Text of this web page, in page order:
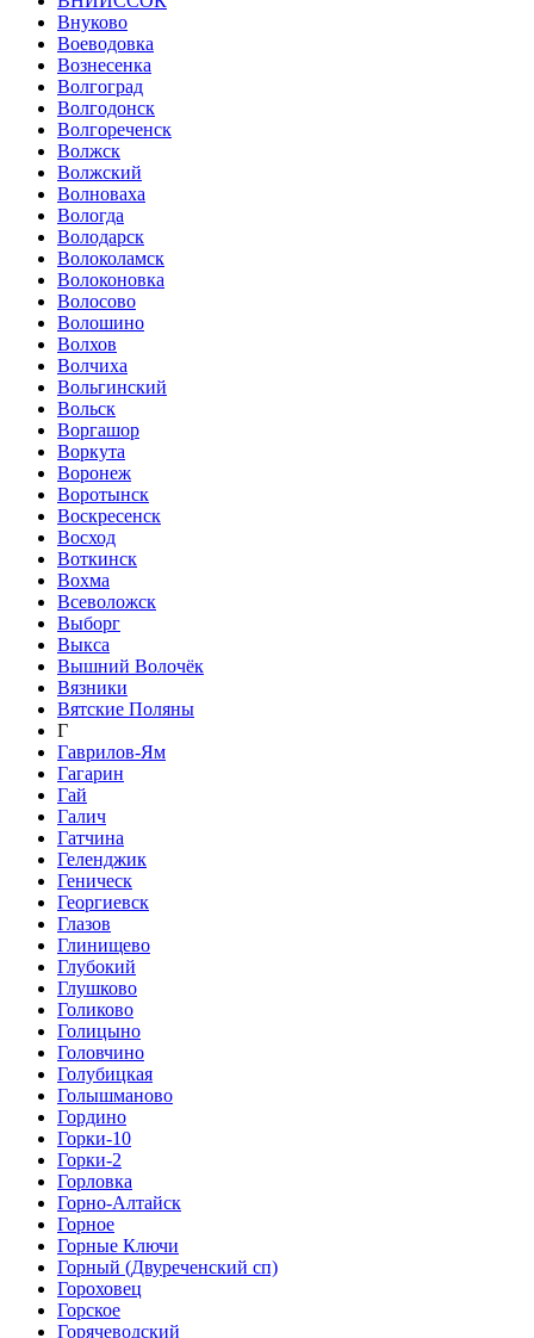
Внуково
Воеводовка
Вознесенка
Волгоград
Волгодонск
Волгореченск
Волжск
Волжский
Волноваха
Вологда
Володарск
Волоколамск
Волоконовка
Волосово
Волошино
Волхов
Волчиха
Вольгинский
Вольск
Воргашор
Воркута
Воронеж
Воротынск
Воскресенск
Восход
Воткинск
Вохма
Всеволожск
Выборг
Выкса
Вышний Волочёк
Вязники
Вятские Поляны
Г
Гаврилов-Ям
Гагарин
Гай
Галич
Гатчина
Геленджик
Геническ
Георгиевск
Глазов
Глинищево
Глубокий
Глушково
Голиково
Голицыно
Головчино
Голубицкая
Голышманово
Гордино
Горки-10
Горки-2
Горловка
Горно-Алтайск
Горное
Горные Ключи
Горный (Двуреченский сп)
Гороховец
Горское
Горячеводский